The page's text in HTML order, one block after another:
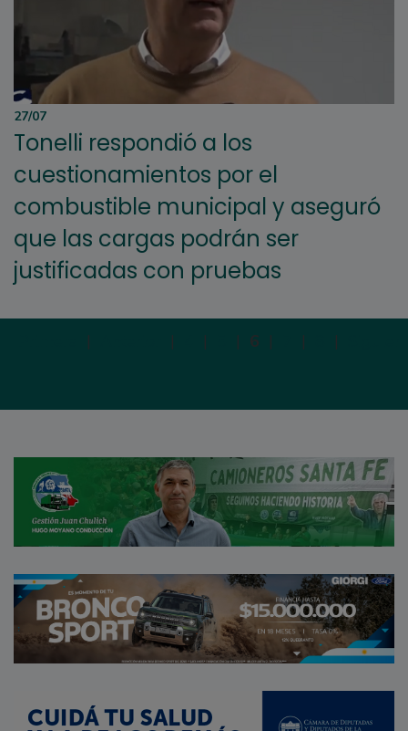
27/07
Tonelli respondió a los
cuestionamientos por el
combustible municipal y aseguró
que las cargas podrán ser
justificadas con pruebas
| | | | 6 | | |